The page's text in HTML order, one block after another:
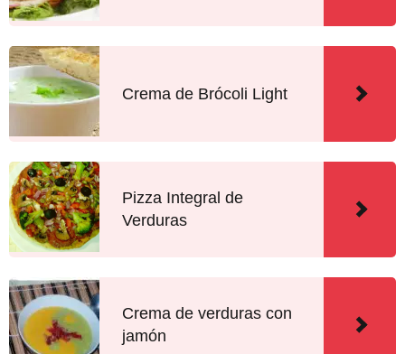
Crema de Brócoli Light
Pizza Integral de
Verduras
Crema de verduras con
jamón